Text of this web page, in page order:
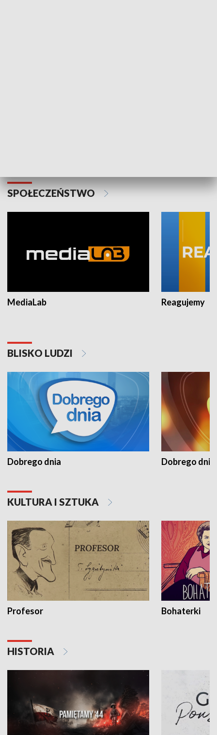
SPOŁECZEŃSTWO
MediaLab Reagujemy
BLISKO LUDZI
Dobrego dnia Dobrego dnia
KULTURA I SZTUKA
Profesor Bohaterki
HISTORIA